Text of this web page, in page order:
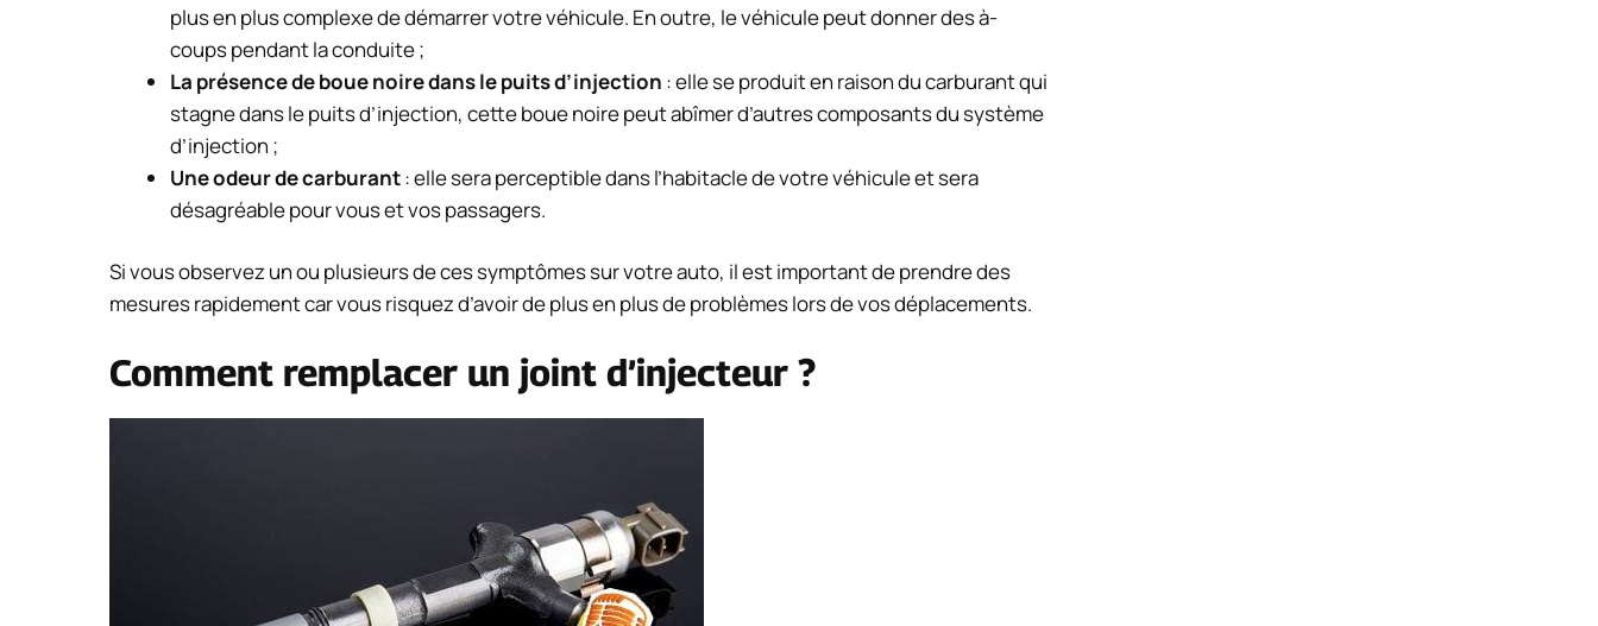
plus en plus complexe de démarrer votre véhicule. En outre, le véhicule peut donner des à-
coups pendant la conduite ;
La présence de boue noire dans le puits d’injection : elle se produit en raison du carburant qui
stagne dans le puits d’injection, cette boue noire peut abîmer d’autres composants du système
d’injection ;
Une odeur de carburant: elle sera perceptible dans l’habitacle de votre véhicule et sera
désagréable pour vous et vos passagers.
Si vous observez un ou plusieurs de ces symptômes sur votre auto, il est important de prendre des
mesures rapidement car vous risquez d’avoir de plus en plus de problèmes lors de vos déplacements.
Comment remplacer un joint d’injecteur ?